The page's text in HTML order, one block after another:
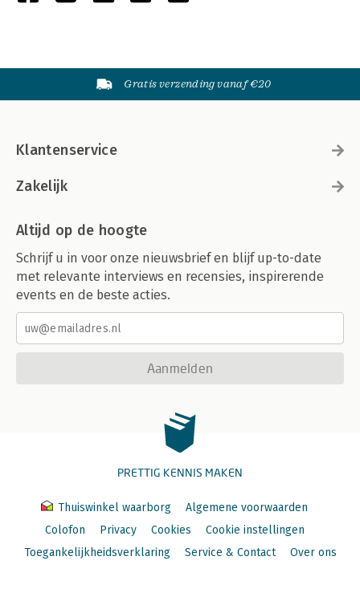
Gratis verzending vanaf €20
Klantenservice
Zakelijk
Altijd op de hoogte
Schrijf u in voor onze nieuwsbrief en blijf up-to-date
met relevante interviews en recensies, inspirerende
events en de beste acties.
Aanmelden
PRETTIG KENNIS MAKEN
Thuiswinkel waarborg
Algemene voorwaarden
Colofon
Privacy Cookies
Cookie instellingen
Toegankelijkheidsverklaring
Service & Contact Over ons